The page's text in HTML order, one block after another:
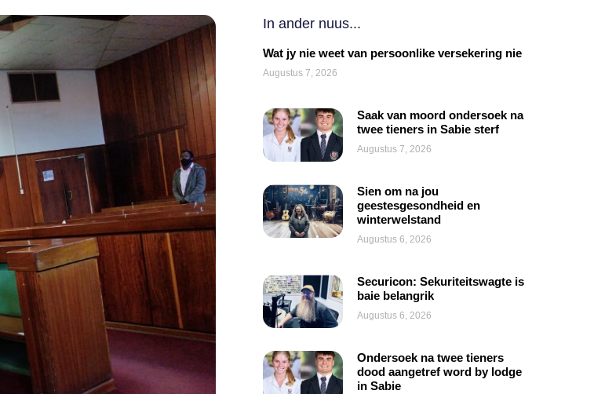
In ander nuus...
Wat jy nie weet van persoonlike versekering nie
Augustus 7, 2026
Saak van moord ondersoek na
twee tieners in Sabie sterf
Augustus 7, 2026
Sien om na jou
geestesgesondheid en
winterwelstand
Augustus 6, 2026
Securicon: Sekuriteitswagte is
baie belangrik
Augustus 6, 2026
Ondersoek na twee tieners
dood aangetref word by lodge
in Sabie